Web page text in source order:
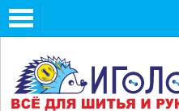
Toggle
navigation